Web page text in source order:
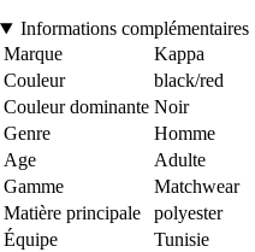
Informations complémentaires
Marque
Kappa
Couleur
black/red
Couleur dominante Noir
Genre
Homme
Age
Adulte
Gamme
Matchwear
Matière principale
polyester
Équipe
Tunisie